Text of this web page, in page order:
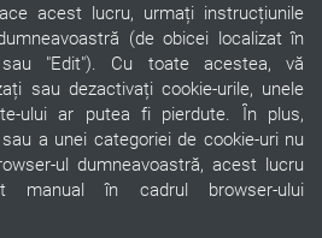
acest lucru, urmați instrucțiunile
(de obicei localizat în
sau "Edit"). Cu toate acestea, vă
sau dezactivați cookie-urile, unele
ului ar putea fi pierdute. În plus,
a unei categoriei de cookie-uri nu
ul dumneavoastră, acest lucru
în cadrul browser-ului